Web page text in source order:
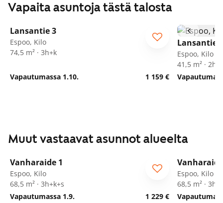
Vapaita asuntoja tästä talosta
/28
Lansantie 3
Espoo, Kilo
74,5 m² · 3h+k
Vapautumassa 1.10. 1 159 €
Lansantie 3
Espoo, Kilo
41,5 m² ·
Muut vastaavat asunnot alueelta
Vanharaide 1
Espoo, Kilo
68,5 m² · 3h+k+s
Vapautumassa 1.9.
1 229 €
Espoo, Kilo
68,5 m² ·